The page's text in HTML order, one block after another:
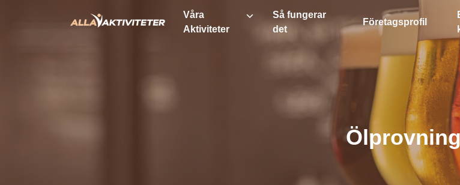
Våra
Aktiviteter
Så fungerar
det
Företagsprofil